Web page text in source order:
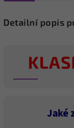
Detailní popis
Jaké